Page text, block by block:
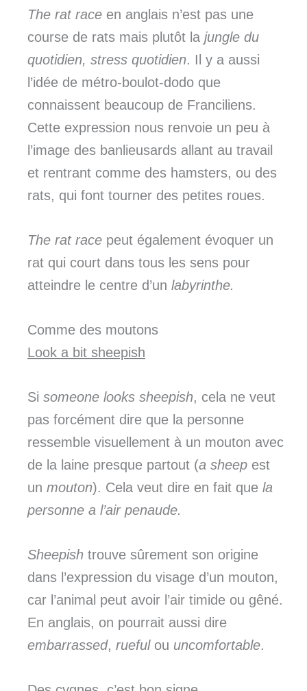
The rat race en anglais n’est pas une
course de rats mais plutôt la jungle du
quotidien, stress quotidien. Il y a aussi
l’idée de métro-boulot-dodo que
connaissent beaucoup de Franciliens.
Cette expression nous renvoie un peu à
l’image des banlieusards allant au travail
et rentrant comme des hamsters, ou des
rats, qui font tourner des petites roues.
The rat race peut également évoquer un
rat qui court dans tous les sens pour
atteindre le centre d’un labyrinthe.
Comme des moutons
Look a bit sheepish
Si someone looks sheepish, cela ne veut
pas forcément dire que la personne
ressemble visuellement à un mouton avec
de la laine presque partout (a sheep est
un mouton). Cela veut dire en fait que la
personne a l’air penaude.
Sheepish trouve sûrement son origine
dans l’expression du visage d’un mouton,
car l’animal peut avoir l’air timide ou gêné.
En anglais, on pourrait aussi dire
embarrassed, ruefulou uncomfortable.